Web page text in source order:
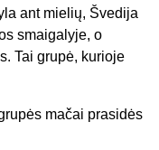
ant mielių, Švedija
smaigalyje, o
Tai grupė, kurioje
mačai prasidės